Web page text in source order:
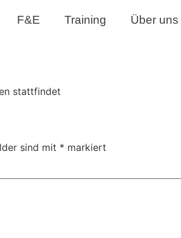
F&E Training Über uns
stattfindet
sind mit * markiert